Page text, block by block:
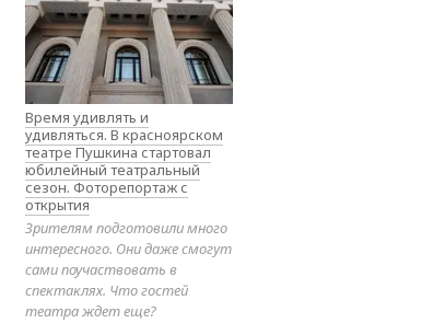
Время удивлять и
удивляться. В красноярском
театре Пушкина стартовал
юбилейный театральный
сезон. Фоторепортаж с
открытия
Зрителям подготовили много
интересного. Они даже смогут
сами поучаствовать в
спектаклях. Что гостей
театра ждет еще?